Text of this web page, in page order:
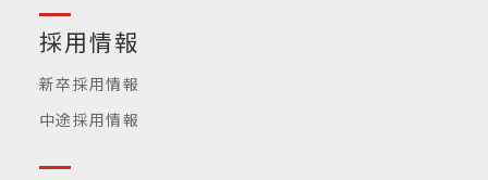
採用情報
新卒採用情報
中途採用情報